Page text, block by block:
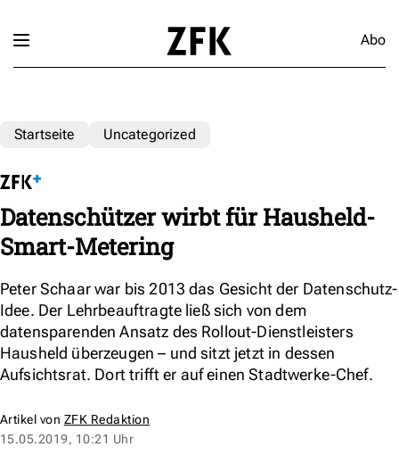
Abo
Startseite Uncategorized
Datenschützer wirbt für Hausheld-
Smart-Metering
Peter Schaar war bis 2013 das Gesicht der Datenschutz-
Idee. Der Lehrbeauftragte ließ sich von dem
datensparenden Ansatz des Rollout-Dienstleisters
Hausheld überzeugen – und sitzt jetzt in dessen
Aufsichtsrat. Dort trifft er auf einen Stadtwerke-Chef.
Artikel von ZFK Redaktion
15.05.2019, 10:21 Uhr